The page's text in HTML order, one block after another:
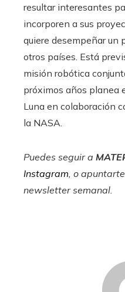
resultar interesantes
incorporen a sus
quiere desempeñar un
otros países. Está
misión robótica
próximos años planea
Luna en colaboración
la NASA.
Puedes seguir a
Instagram , o
newsletter semanal